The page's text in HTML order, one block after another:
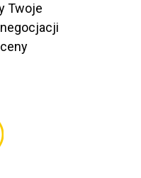
Twoje